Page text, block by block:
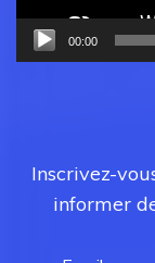
00:00
Inscrivez-
informer